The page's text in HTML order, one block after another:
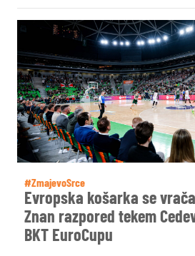
#ZmajevoSrce
Evropska košarka se
Znan razpored tekem
BKT EuroCupu